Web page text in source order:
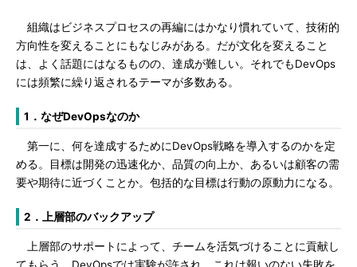
組織はビジネスプロセスの再編にはかなり慣れていて、技術的
方向性を変えることにもなじみがある。だが文化を変えること
は、よく話題にはなるものの、達成が難しい。それでもDevOps
には頻繁に繰り返されるテーマが多数ある。
1．なぜDevOpsなのか
第一に、何を達成するためにDevOps戦略を導入するのかを定
める。目標は開発の迅速化か、品質の向上か、あるいは顧客の需
要や期待に近づくことか。包括的な目標は行動の原動力になる。
2．上層部のバックアップ
上層部のサポートによって、チームを活気づけることに貢献し